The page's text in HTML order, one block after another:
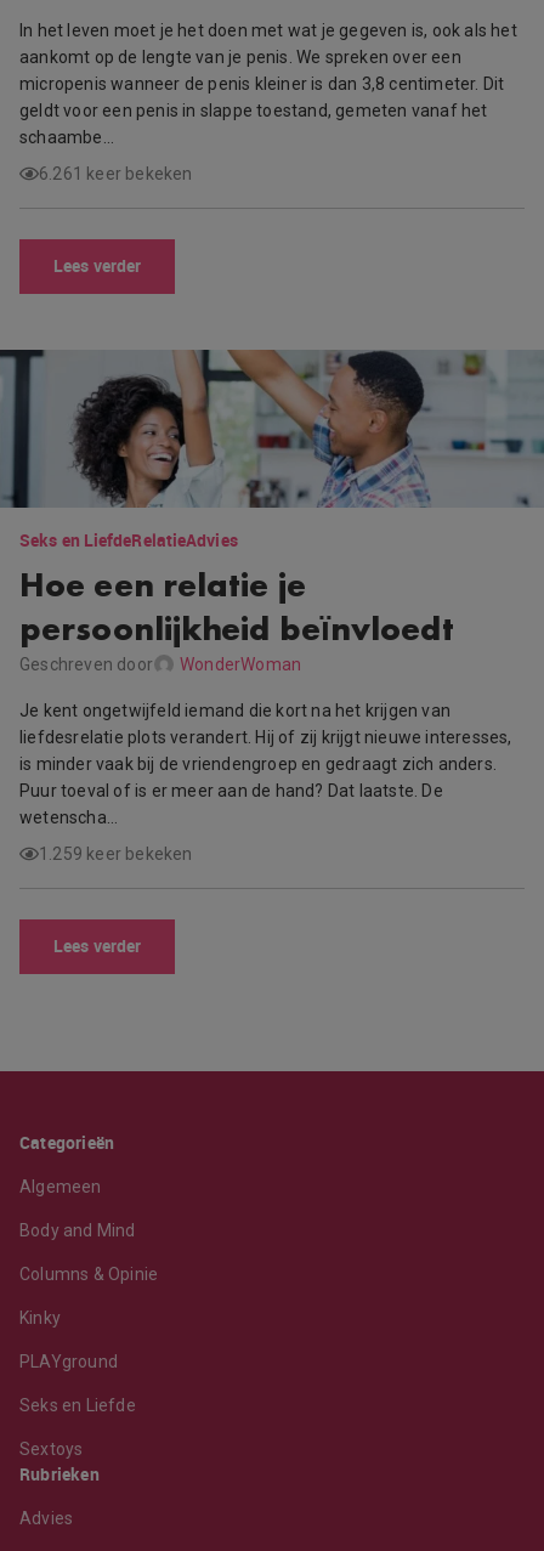
In het leven moet je het doen met wat je gegeven is, ook als het
aankomt op de lengte van je penis. We spreken over een
micropenis wanneer de penis kleiner is dan 3,8 centimeter. Dit
geldt voor een penis in slappe toestand, gemeten vanaf het
schaambe…
6.261 keer bekeken
Lees verder
Seks en LiefdeRelatieAdvies
Hoe een relatie je
persoonlijkheid beïnvloedt
Geschreven door WonderWoman
Je kent ongetwijfeld iemand die kort na het krijgen van
liefdesrelatie plots verandert. Hij of zij krijgt nieuwe interesses,
is minder vaak bij de vriendengroep en gedraagt zich anders.
Puur toeval of is er meer aan de hand? Dat laatste. De
wetenscha…
1.259 keer bekeken
Lees verder
Categorieën
Algemeen
Body and Mind
Columns & Opinie
Kinky
PLAYground
Seks en Liefde
Sextoys
Rubrieken
Advies